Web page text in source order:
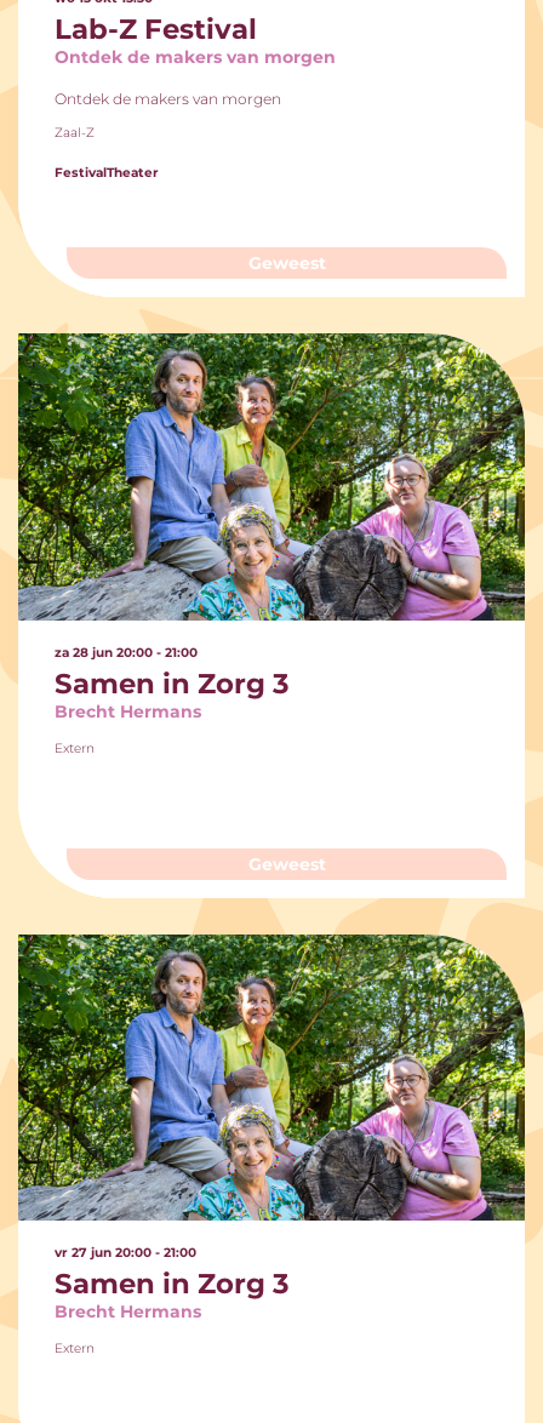
Lab-Z Festival
Ontdek de makers van morgen
Ontdek de makers van morgen
Zaal-Z
FestivalTheater
Geweest
Samen in Zorg 3
Brecht Hermans
za 28 jun 20:00 - 21:00
Extern
Geweest
Samen in Zorg 3
Brecht Hermans
vr 27 jun 20:00 - 21:00
Extern